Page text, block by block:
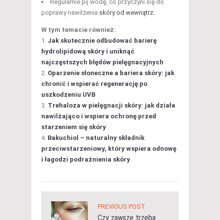
Regularnie pij wodę, co przyczyni się do
poprawy nawilżenia skóry od wewnątrz.
W tym temacie również:
Jak skutecznie odbudować barierę
hydrolipidową skóry i uniknąć
najczęstszych błędów pielęgnacyjnych
Oparzenie słoneczne a bariera skóry: jak
chronić i wspierać regenerację po
uszkodzeniu UVB
Trehaloza w pielęgnacji skóry: jak działa
nawilżająco i wspiera ochronę przed
starzeniem się skóry
Bakuchiol – naturalny składnik
przeciwstarzeniowy, który wspiera odnowę
i łagodzi podrażnienia skóry
PREVIOUS POST
Czy zawsze trzeba